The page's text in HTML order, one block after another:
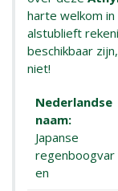
harte welkom
alstublieft
beschikbaar
niet!
Nederlandse
naam:
Japanse
regenboogvar
en